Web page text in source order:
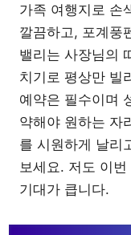
가족 여행지로 손
깔끔하고, 포계풍
밸리는 사장님의
치기로 평상만 빌
예약은 필수이며
약해야 원하는 자
를 시원하게 날리
보세요. 저도 이
기대가 큽니다.